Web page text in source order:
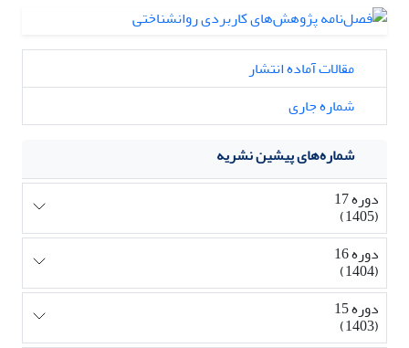
مقالات آماده انتشار
شماره جاری
شماره‌های پیشین نشریه
دوره 17
(1405)
دوره 16
(1404)
دوره 15
(1403)